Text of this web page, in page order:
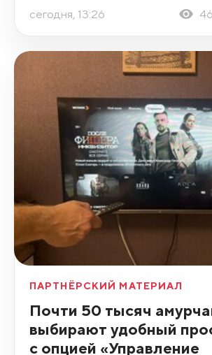
сегодня, 13:26 46
ПАРТНЁРСКИЙ МАТЕРИАЛ
Почти 50 тысяч
выбирают удобный
с опцией «Управление